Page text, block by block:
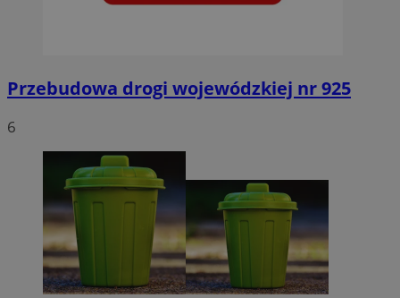
Przebudowa drogi wojewódzkiej nr 925
6